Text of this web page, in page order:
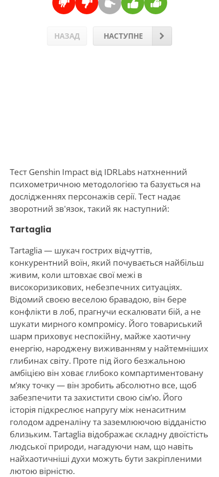
НАЗАД НАСТУПНЕ
Тест Genshin Impact від IDRLabs натхненний
психометричною методологією та базується на
дослідженнях персонажів серії. Тест надає
зворотний зв'язок, такий як наступний:
Tartaglia
Tartaglia — шукач гострих відчуттів,
конкурентний воїн, який почувається найбільш
живим, коли штовхає свої межі в
високоризикових, небезпечних ситуаціях.
Відомий своєю веселою бравадою, він бере
конфлікти в лоб, прагнучи ескалювати бій, а не
шукати мирного компромісу. Його товариський
шарм приховує неспокійну, майже хаотичну
енергію, народжену виживанням у найтемніших
глибинах світу. Проте під його безжальною
амбіцією він ховає глибоко компартиментовану
м’яку точку — він зробить абсолютно все, щоб
забезпечити та захистити свою сім’ю. Його
історія підкреслює напругу між ненаситним
голодом адреналіну та заземлюючою відданістю
близьким. Tartaglia відображає складну двоїстість
людської природи, нагадуючи нам, що навіть
найхаотичніші духи можуть бути закріпленими
лютою вірністю.